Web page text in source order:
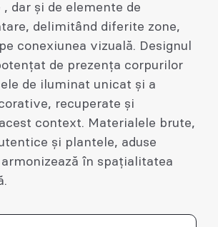
, dar și de elemente de
delimitând diferite zone,
conexiunea vizuală. Designul
de prezența corpurilor
de iluminat unicat și a
recuperate și
context. Materialele brute,
și plantele, aduse
în spațialitatea